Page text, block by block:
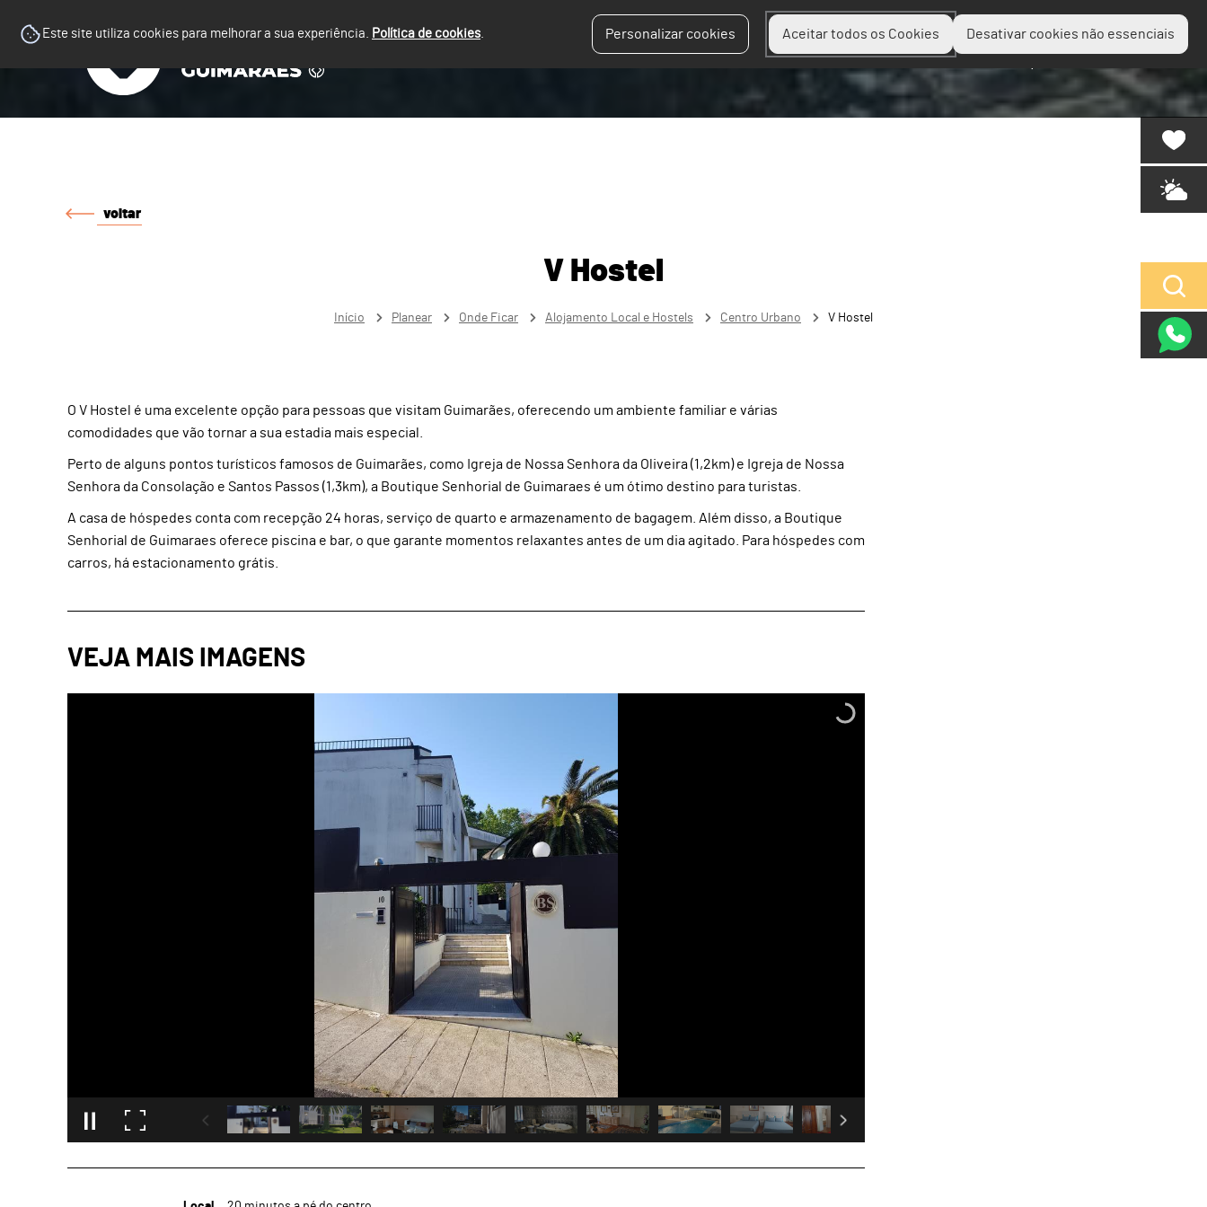
Este site utiliza cookies para melhorar a sua experiência. Política de cookies. Personalizar cookies Aceitar todos os Cookies Desativar cookies não essenciais
Planear Descobrir
voltar
V Hostel
Início Planear Onde Ficar Alojamento Local e Hostels Centro Urbano V Hostel
O V Hostel é uma excelente opção para pessoas que visitam Guimarães, oferecendo um ambiente familiar e várias
comodidades que vão tornar a sua estadia mais especial.
Perto de alguns pontos turísticos famosos de Guimarães, como Igreja de Nossa Senhora da Oliveira (1,2km) e Igreja de Nossa
Senhora da Consolação e Santos Passos (1,3km), a Boutique Senhorial de Guimaraes é um ótimo destino para turistas.
A casa de hóspedes conta com recepção 24 horas, serviço de quarto e armazenamento de bagagem. Além disso, a Boutique
Senhorial de Guimaraes oferece piscina e bar, o que garante momentos relaxantes antes de um dia agitado. Para hóspedes com
carros, há estacionamento grátis.